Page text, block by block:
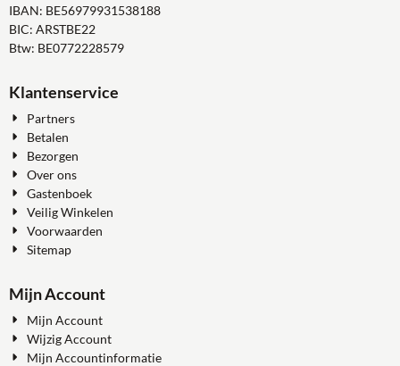
IBAN: BE56979931538188
BIC: ARSTBE22
Btw: BE0772228579
Klantenservice
Partners
Betalen
Bezorgen
Over ons
Gastenboek
Veilig Winkelen
Voorwaarden
Sitemap
Mijn Account
Mijn Account
Wijzig Account
Mijn Accountinformatie